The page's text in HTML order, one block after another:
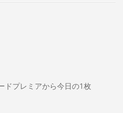
ドプレミアから今日の1枚